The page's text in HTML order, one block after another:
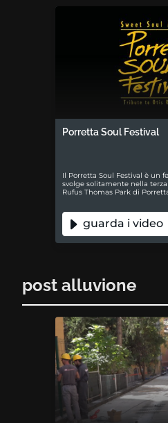
Porretta Soul Festival
Il Porretta Soul Festival è un
svolge solitamente nella
Rufus Thomas Park di
guarda i video
post alluvione